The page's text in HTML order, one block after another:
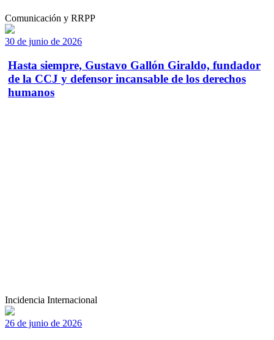
Comunicación y RRPP
30 de junio de 2026
Hasta siempre, Gustavo Gallón Giraldo, fundador
de la CCJ y defensor incansable de los derechos
humanos
Incidencia Internacional
26 de junio de 2026